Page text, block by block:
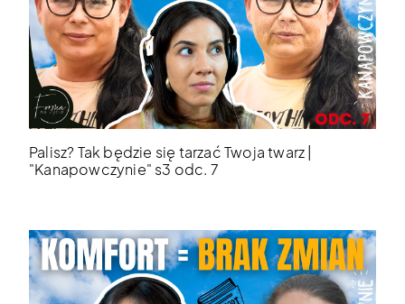
Palisz? Tak będzie się tarzać Twoja twarz |
"Kanapowczynie" s3 odc. 7